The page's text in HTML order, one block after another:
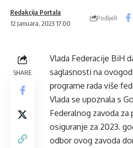
12 Januara, 2023 17:00
Redakcija Portala
Podijeli
SHARE
Vlada Federacije BiH
saglasnosti na
programe rada više
Vlada se upoznala s
Federalnog zavoda
osiguranje za 2023.
odbor ovog zavoda